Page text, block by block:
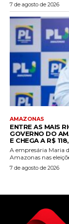
7 de agosto de 2026
AMAZONAS
ENTRE AS MAIS
GOVERNO DO
E CHEGA A R$
A empresária Maria
Amazonas nas
7 de agosto de 2026